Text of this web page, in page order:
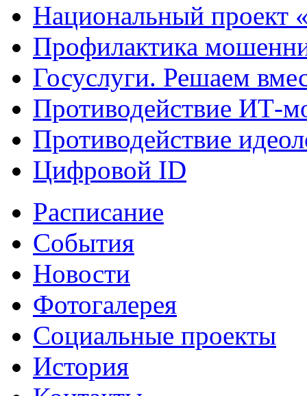
Национальный проект
Профилактика
Госуслуги. Решаем
Противодействие ИТ-
Противодействие
Цифровой ID
Расписание
События
Новости
Фотогалерея
Социальные проекты
История